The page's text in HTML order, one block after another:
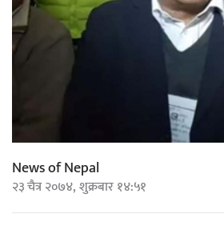
News of Nepal
२३ चैत्र २०७४, शुक्रबार १४:५१